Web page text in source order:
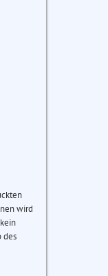
wird
des